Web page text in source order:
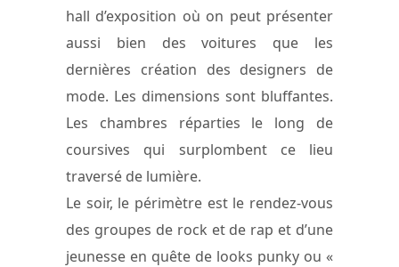
hall d’exposition où on peut présenter
aussi bien des voitures que les
dernières création des designers de
mode. Les dimensions sont bluffantes.
Les chambres réparties le long de
coursives qui surplombent ce lieu
traversé de lumière.
Le soir, le périmètre est le rendez-vous
des groupes de rock et de rap et d’une
jeunesse en quête de looks punky ou «